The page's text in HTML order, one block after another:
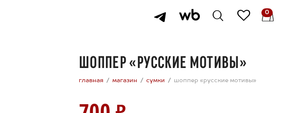
0
ШОППЕР «РУССКИЕ МОТИВЫ»
главная магазин сумки шоппер «русские мотивы»